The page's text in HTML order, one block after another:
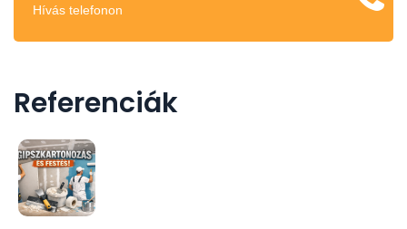
Hívás telefonon
Referenciák